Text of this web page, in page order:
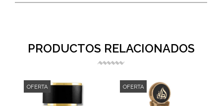
PRODUCTOS RELACIONADOS
OFERTA OFERTA